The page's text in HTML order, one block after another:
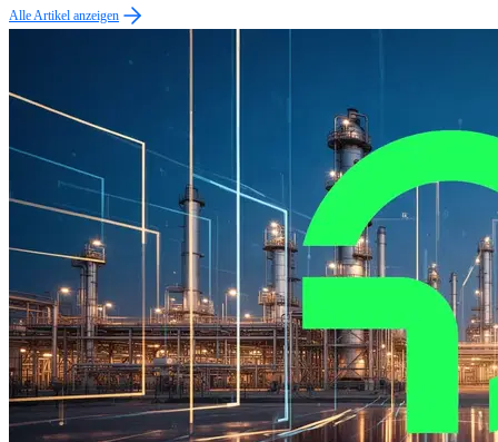
Alle Artikel anzeigen